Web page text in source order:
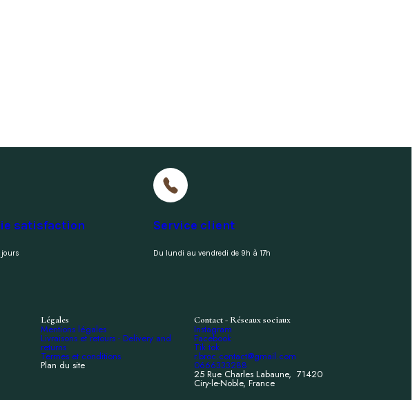
satisfaction
jours
Service client
Du lundi au vendredi de 9h à 17h
Légales
Mentions légales
Livraisons et retours - Delivery and
returns
Termes et conditions
Plan du site
Contact - Réseaux sociaux
Instagram
Facebook
Tik tok
r.broc.contact@gmail.com
0666333288
25 Rue Charles Labaune, 71420
Ciry-le-Noble, France